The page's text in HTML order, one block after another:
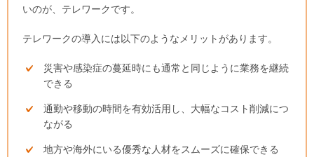
いのが、テレワークです。
テレワークの導入には以下のようなメリットがあります。
災害や感染症の蔓延時にも通常と同じように業務を継続
できる
通勤や移動の時間を有効活用し、大幅なコスト削減につ
ながる
地方や海外にいる優秀な人材をスムーズに確保できる